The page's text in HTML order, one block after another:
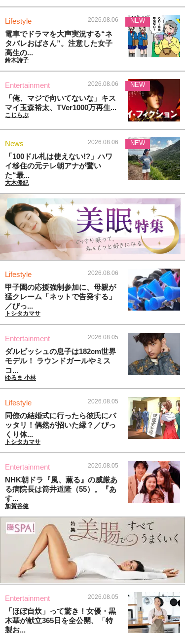
Lifestyle 2026.08.06
電車でドラマを大声実況する“ネ
タバレおばさん”。注意した女子
高生の...
鈴木詩子
NEW
Entertainment 2026.08.06
「俺、マジで向いてないな」キス
マイ玉森裕太、TVer1000万再生...
こじらぶ
NEW
News 2026.08.06
「100ドル札は使えない!?」ハワ
イ移住の元テレ朝アナが驚い
た“最...
大木優紀
NEW
Lifestyle 2026.08.06
甲子園の応援強制参加に、母親が
猛クレーム「ネットで告発する」
／びっ...
トシタカマサ
Entertainment 2026.08.05
ダルビッシュの息子は182cm世界
モデル！ ラウンドガールやミス
コ...
ゆるま 小林
Lifestyle 2026.08.05
同僚の結婚式に行ったら彼氏にバ
ッタリ！偶然が招いた縁？／びっ
くり体...
トシタカマサ
Entertainment 2026.08.05
NHK朝ドラ『風、薫る』の威厳あ
る病院長は筒井道隆（55）。『あ
す...
加賀谷健
Entertainment 2026.08.05
「ほぼ自炊」って驚き！女優・黒
木華が献立365日を全公開、「特
製お...